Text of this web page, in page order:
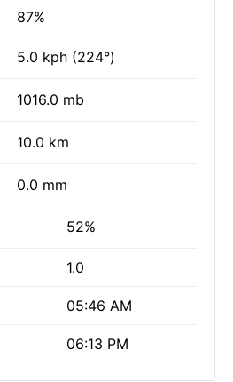
87%
5.0 kph (224°)
1016.0 mb
10.0 km
0.0 mm
52%
1.0
05:46 AM
06:13 PM